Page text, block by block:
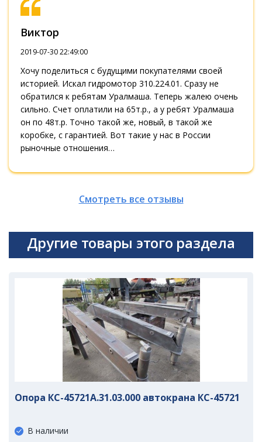
Виктор
2019-07-30 22:49:00
Хочу поделиться с будущими покупателями своей
историей. Искал гидромотор 310.224.01. Сразу не
обратился к ребятам Уралмаша. Теперь жалею очень
сильно. Счет оплатили на 65т.р., а у ребят Уралмаша
он по 48т.р. Точно такой же, новый, в такой же
коробке, с гарантией. Вот такие у нас в России
рыночные отношения…
Смотреть все отзывы
Другие товары этого раздела
Опора КС-45721А.31.03.000 автокрана КС-45721
В наличии